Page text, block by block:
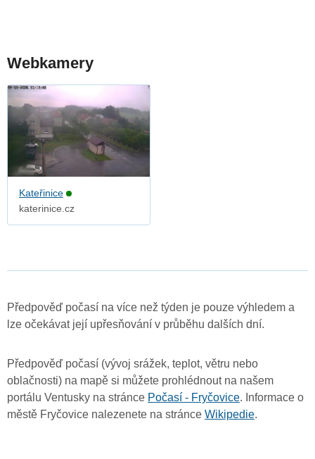
Webkamery
Kateřinice
katerinice.cz
Předpověď počasí na více než týden je pouze výhledem a
lze očekávat její upřesňování v průběhu dalších dní.
Předpověď počasí (vývoj srážek, teplot, větru nebo
oblačnosti) na mapě si můžete prohlédnout na našem
portálu Ventusky na stránce Počasí - Fryčovice. Informace o
městě Fryčovice nalezenete na stránce Wikipedie.